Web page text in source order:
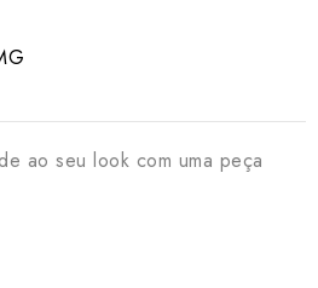
ao seu look com uma peça